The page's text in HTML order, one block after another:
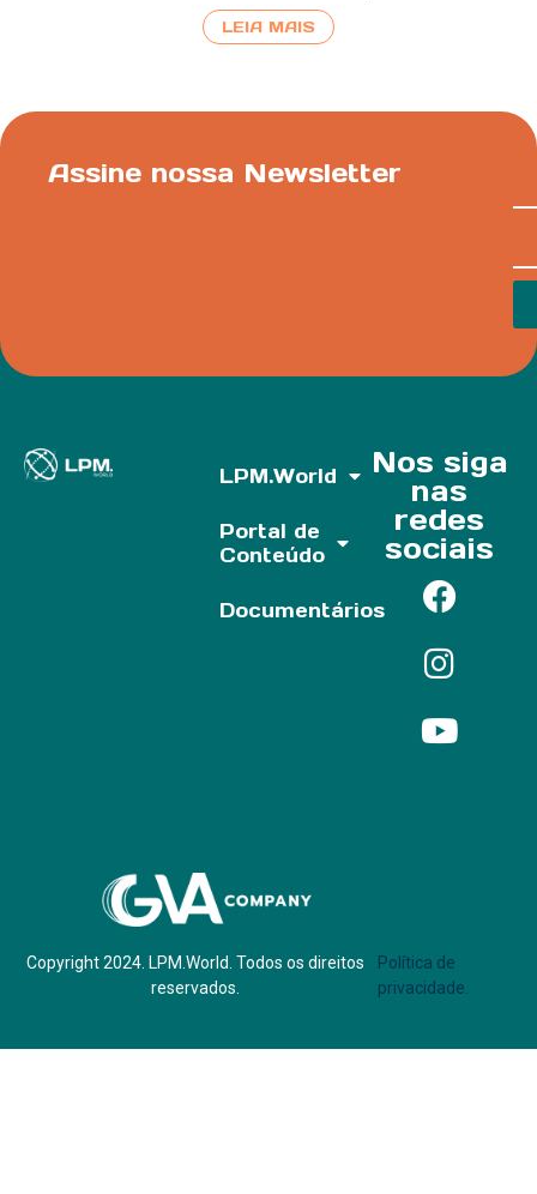
LEIA MAIS
Assine nossa Newsletter
LPM.World
Portal de
Conteúdo
Documentários
Nos siga
nas
redes
sociais
Copyright 2024. LPM.World. Todos os direitos
reservados.
Política de
privacidade.